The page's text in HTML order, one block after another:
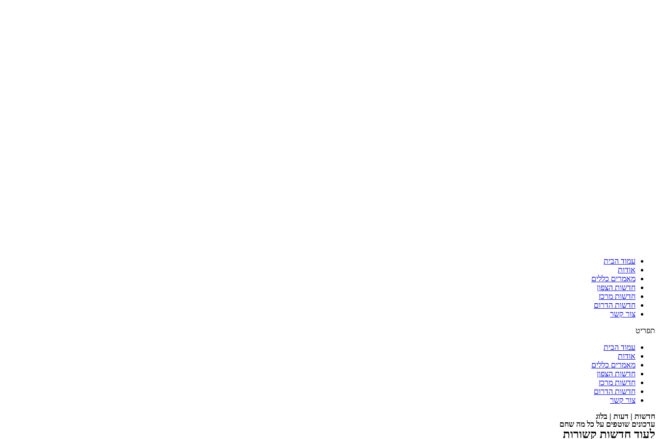
עמוד הבית
אודות
מאמרים כללים
חדשות הצפון
חדשות מרכז
חדשות הדרום
צור קשר
תפריט
עמוד הבית
אודות
מאמרים כללים
חדשות הצפון
חדשות מרכז
חדשות הדרום
צור קשר
חדשות | דעות | בלוג
עדכונים שוטפים על כל מה שחם
לעוד חדשות קשורות